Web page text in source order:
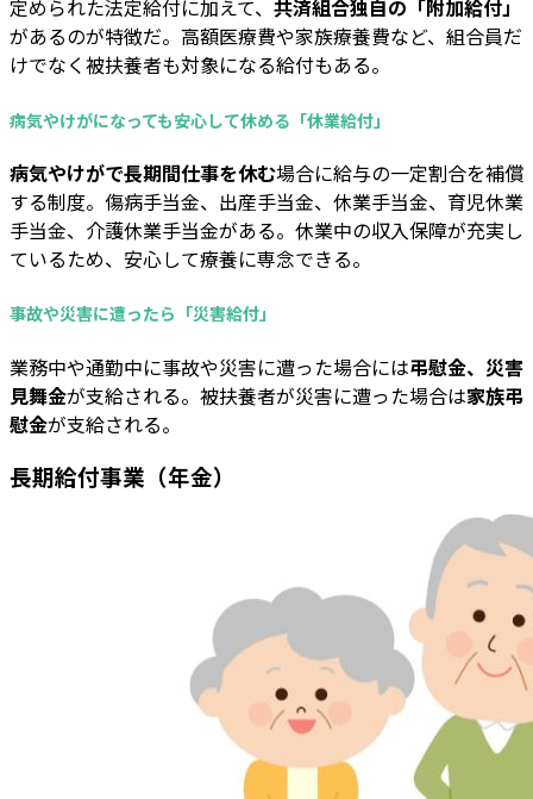
定められた法定給付に加えて、 共済組合独自の「附加給付」
があるのが特徴だ。高額医療費や家族療養費など、組合員だ
けでなく被扶養者も対象になる給付もある。
病気やけがになっても安心して休める「休業給付」
病気やけがで長期間仕事を休む場合に給与の一定割合を補償
する制度。傷病手当金、出産手当金、休業手当金、育児休業
手当金、介護休業手当金がある。休業中の収入保障が充実し
ているため、安心して療養に専念できる。
事故や災害に遭ったら「災害給付」
業務中や通勤中に事故や災害に遭った場合には弔慰金、災害
見舞金が支給される。被扶養者が災害に遭った場合は家族弔
慰金が支給される。
長期給付事業（年金）